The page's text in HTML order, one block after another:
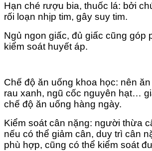
Hạn ché rượu bia, thuốc lá: bởi
rối loạn nhịp tim, gây suy tim.
Ngủ ngon giấc, đủ giấc cũng góp
kiểm soát huyết áp.
Chế độ ăn uống khoa học: nên
rau xanh, ngũ cốc nguyên hạt…
chế độ ăn uống hàng ngày.
Kiểm soát cân nặng: người thừa
nếu có thể giảm cân, duy trì cân
phù hợp, cũng có thể kiểm soát